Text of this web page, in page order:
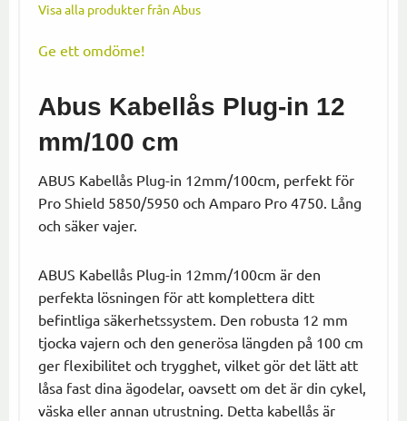
Visa alla produkter från Abus
Ge ett omdöme!
Abus Kabellås Plug-in 12
mm/100 cm
ABUS Kabellås Plug-in 12mm/100cm, perfekt för
Pro Shield 5850/5950 och Amparo Pro 4750. Lång
och säker vajer.
ABUS Kabellås Plug-in 12mm/100cm är den
perfekta lösningen för att komplettera ditt
befintliga säkerhetssystem. Den robusta 12 mm
tjocka vajern och den generösa längden på 100 cm
ger flexibilitet och trygghet, vilket gör det lätt att
låsa fast dina ägodelar, oavsett om det är din cykel,
väska eller annan utrustning. Detta kabellås är